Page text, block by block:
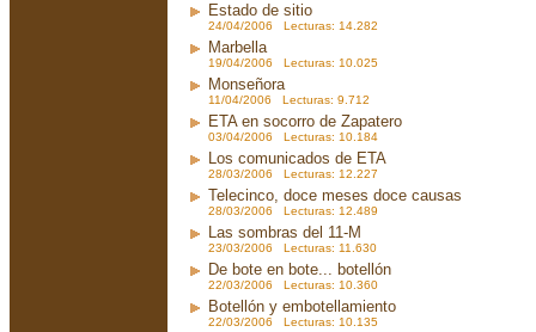
Estado de sitio
24/04/2006 Lecturas: 14.282
Marbella
19/04/2006 Lecturas: 10.025
Monseñora
11/04/2006 Lecturas: 9.712
ETA en socorro de Zapatero
03/04/2006 Lecturas: 10.184
Los comunicados de ETA
28/03/2006 Lecturas: 12.227
Telecinco, doce meses doce causas
28/03/2006 Lecturas: 12.489
Las sombras del 11-M
23/03/2006 Lecturas: 11.630
De bote en bote... botellón
22/03/2006 Lecturas: 10.360
Botellón y embotellamiento
22/03/2006 Lecturas: 10.135